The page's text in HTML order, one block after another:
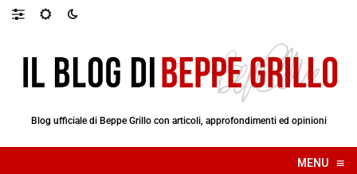
Blog ufficiale di Beppe Grillo con articoli, approfondimenti ed opinioni
MENU ≡
☰